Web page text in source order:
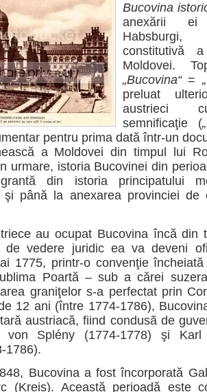
Bucovina
anexării
constitutivă
Moldovei.
„Bucovina“=
preluat
austrieci
semnificaţie (
pentru prima dată într-un
a Moldovei din timpul lui
urmare, istoria Bucovinei din
din istoria principatului
şi până la anexarea provinciei de
au ocupat Bucovina încă din
de vedere juridic ea va deveni
1775, printr-o convenţie
Poartă – sub a cărei
graniţelor s-a perfectat prin
12 ani (între 1774-1786),
austriacă, fiind condusã de
von Splény (1774-1778) şi
1786).
Bucovina a fost încorporată
(Kreis). Această perioadă este